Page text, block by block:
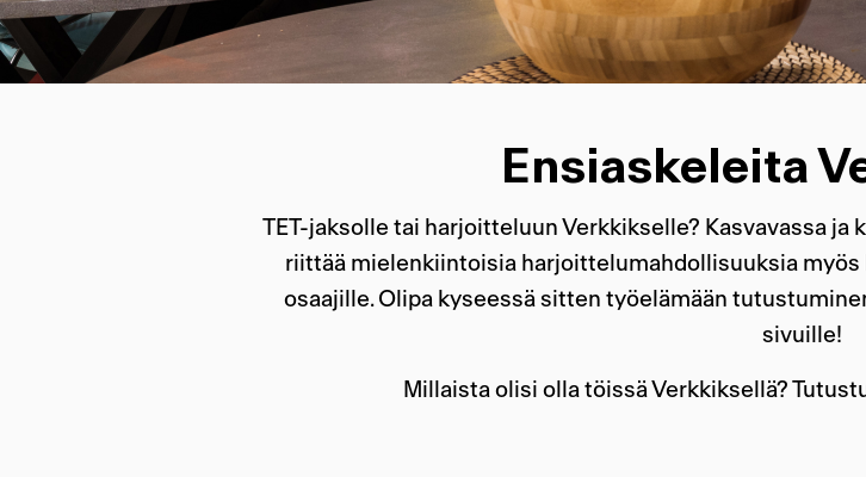
Ensiaskeleita
TET-jaksolle tai harjoitteluun Verkkikselle? Kasvavassa ja
riittää mielenkiintoisia harjoittelumahdollisuuksia
osaajille. Olipa kyseessä sitten työelämään
sivuille!
Millaista olisi olla töissä Verkkiksellä?